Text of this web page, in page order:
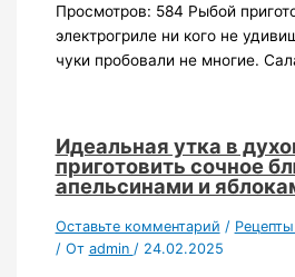
Просмотров: 584 Рыбой
электрогриле ни кого не
чуки пробовали не многие.
Идеальная утка в
приготовить сочное
апельсинами и
Оставьте комментарий /
/ От admin / 24.02.2025